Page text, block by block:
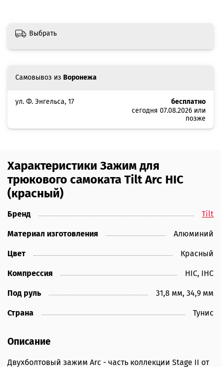
Самовывоз из Воронежа
ул. Ф. Энгельса, 17
бесплатно
сегодня 07.08.2026 или
позже
Выбрать
Характеристики Зажим для
трюкового самоката Tilt Arc HIC
(красный)
Бренд Tilt
Материал изготовления Алюминий
Цвет Красный
Компрессия HIC, IHC
Под руль 31,8 мм, 34,9 мм
Страна Тунис
Описание
Двухболтовый зажим Arc - часть коллекции Stage II от